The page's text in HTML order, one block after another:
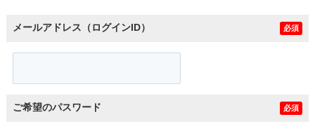
メールアドレス（ログインID） 必須
ご希望のパスワード 必須